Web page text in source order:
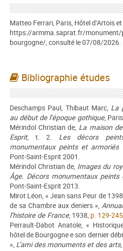
Matteo Ferrari, Paris, Hôtel d’Artois
https://armma.saprat.fr/monument/
bourgogne/, consulté le 07/08/2026.
Bibliographie études
Deschamps Paul, Thibaut Marc, La
au début de l’époque gothique,
Mérindol Christian de, La maison
Esprit, t. 2. Les décors
monumentaux peints et
Pont-Saint-Esprit 2001.
Mérindol Christian de, Images du
Âge. Décors monumentaux
Pont-Saint-Esprit 2013.
Mirot Léon, « Jean sans Peur de
de sa Chambre aux deniers »,
l’histoire de France, 1938, p. 129-245
Perrault-Dabot Anatole, «
hôtel de Bourgogne e son dernier
», L’ami des monuments et des arts